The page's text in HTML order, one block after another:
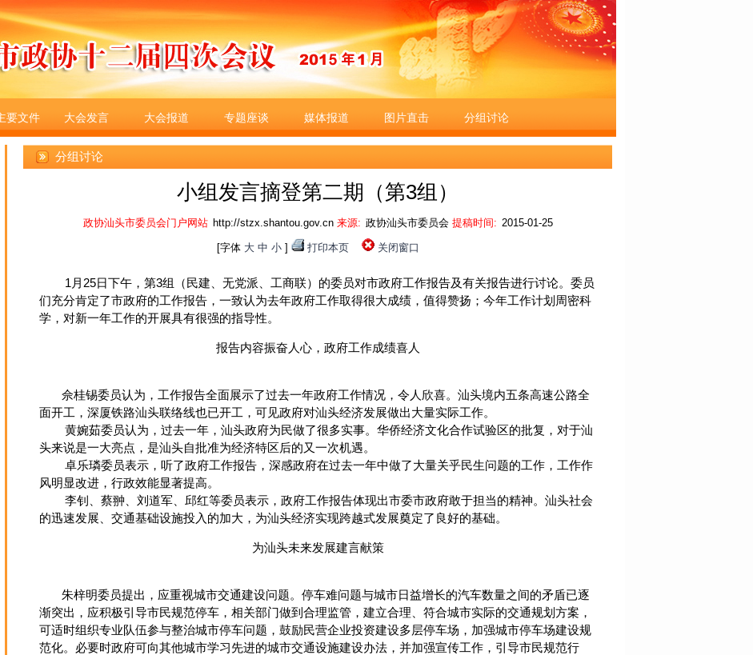
要文件 大会发言 大会报道 专题座谈 媒体报道 图片直击 分组讨论
分组讨论
小组发言摘登第二期（第3组）
政协汕头市委员会门户网站 http://stzx.shantou.gov.cn 来源: 政协汕头市委员会 提稿时间: 2015-01-25
[字体 大 中 小 ] 打印本页 关闭窗口
1月25日下午，第3组（民建、无党派、工商联）的委员对市政府工作报告及有关报告进行讨论。委员
们充分肯定了市政府的工作报告，一致认为去年政府工作取得很大成绩，值得赞扬；今年工作计划周密科
学，对新一年工作的开展具有很强的指导性。
报告内容振奋人心，政府工作成绩喜人
佘桂锡委员认为，工作报告全面展示了过去一年政府工作情况，令人欣喜。汕头境内五条高速公路全
面开工，深厦铁路汕头联络线也已开工，可见政府对汕头经济发展做出大量实际工作。
黄婉茹委员认为，过去一年，汕头政府为民做了很多实事。华侨经济文化合作试验区的批复，对于汕
头来说是一大亮点，是汕头自批准为经济特区后的又一次机遇。
卓乐璘委员表示，听了政府工作报告，深感政府在过去一年中做了大量关乎民生问题的工作，工作作
风明显改进，行政效能显著提高。
李钊、蔡翀、刘道军、邱红等委员表示，政府工作报告体现出市委市政府敢于担当的精神。汕头社会
的迅速发展、交通基础设施投入的加大，为汕头经济实现跨越式发展奠定了良好的基础。
为汕头未来发展建言献策
朱梓明委员提出，应重视城市交通建设问题。停车难问题与城市日益增长的汽车数量之间的矛盾已逐
渐突出，应积极引导市民规范停车，相关部门做到合理监管，建立合理、符合城市实际的交通规划方案，
可适时组织专业队伍参与整治城市停车问题，鼓励民营企业投资建设多层停车场，加强城市停车场建设规
范化。必要时政府可向其他城市学习先进的城市交通设施建设办法，并加强宣传工作，引导市民规范行